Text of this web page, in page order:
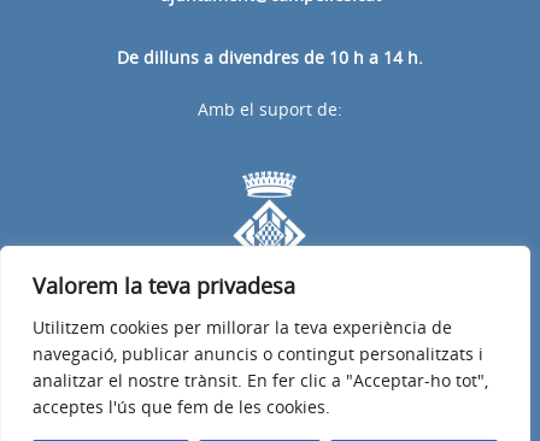
Valorem la teva privadesa
Utilitzem cookies per millorar la teva experiència de
navegació, publicar anuncis o contingut personalitzats i
analitzar el nostre trànsit. En fer clic a "Acceptar-ho tot",
acceptes l'ús que fem de les cookies.
De dilluns a divendres de 10 h a 14 h.
Avís legal Política de privacitat
Amb el suport de: